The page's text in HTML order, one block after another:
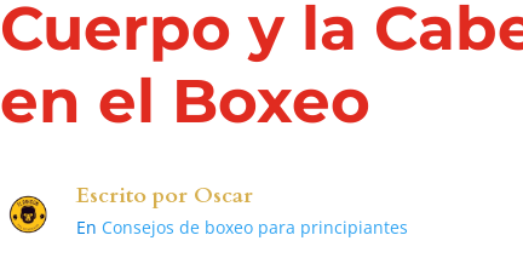
Cuerpo y la
en el Boxeo
Escrito por Oscar
En Consejos de boxeo para principiantes